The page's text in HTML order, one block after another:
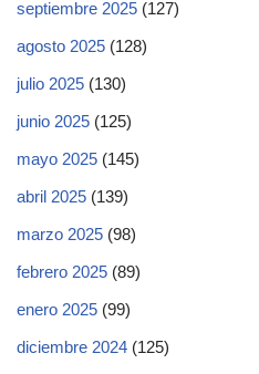
septiembre 2025 (127)
agosto 2025 (128)
julio 2025 (130)
junio 2025 (125)
mayo 2025 (145)
abril 2025 (139)
marzo 2025 (98)
febrero 2025 (89)
enero 2025 (99)
diciembre 2024 (125)